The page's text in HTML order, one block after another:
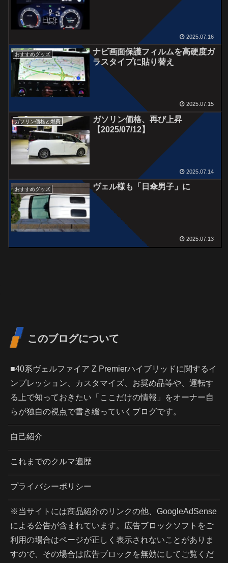
2025.07.16
おすすめグッズ
ナビ画面保護フィルムを高硬度ガ
ラスタイプに貼り替え
2025.07.15
ガソリン価格と燃費
ガソリン価格、再び上昇
【2025/07/12】
2025.07.14
おすすめグッズ ヴェル様も「日傘男子」に
2025.07.13
このブログについて
■40系ヴェルファイア Z Premierハイブリッドに関するイ
ンプレッション、カスタマイズ、お奨め品等や、運転す
る上で知っておきたい「ここだけの情報」をオーナー自
らが独自の視点で書き綴っていくブログです。
自己紹介
これまでのクルマ遍歴
プライバシーポリシー
※当サイトには商品紹介のリンクの他、GoogleAdSense
による公告が含まれています。広告ブロックソフトをご
利用の場合はページが正しく表示されないことがありま
すので、その場合は広告ブロックを無効にしてご覧くだ